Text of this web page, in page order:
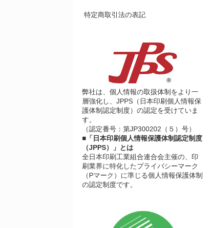
特定商取引法の表記
弊社は、個人情報の取扱体制をより一
層強化し、JPPS（日本印刷個人情報保
護体制認定制度）の認定を受けていま
す。
（認定番号：第JP300202（５）号）
■「日本印刷個人情報保護体制認定制度
（JPPS）」とは
全日本印刷工業組合連合会主催の、印
刷業界に特化したプライバシーマーク
（Pマーク）に準じる個人情報保護体制
の認定制度です。